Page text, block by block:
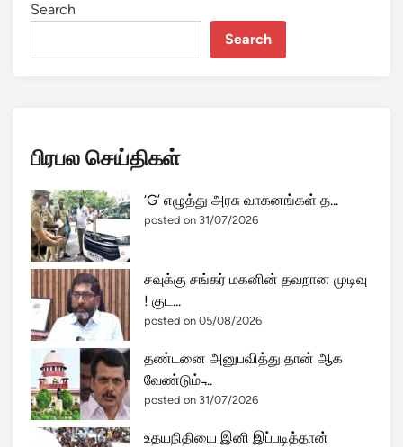
Search
Search
பிரபல செய்திகள்
‘G’ எழுத்து அரசு வாகனங்கள் த...
posted on 31/07/2026
சவுக்கு சங்கர் மகனின் தவறான முடிவு
! குட...
posted on 05/08/2026
தண்டனை அனுபவித்து தான் ஆக
வேண்டும் ̵...
posted on 31/07/2026
உதயநிதியை இனி இப்படித்தான்